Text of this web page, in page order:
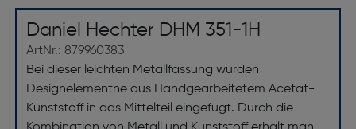
Daniel Hechter DHM 351-1H
ArtNr.: 879960383
Bei dieser leichten Metallfassung wurden
Designelementne aus Handgearbeitetem Acetat-
Kunststoff in das Mittelteil eingefügt. Durch die